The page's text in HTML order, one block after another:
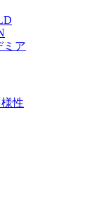
ミア
性